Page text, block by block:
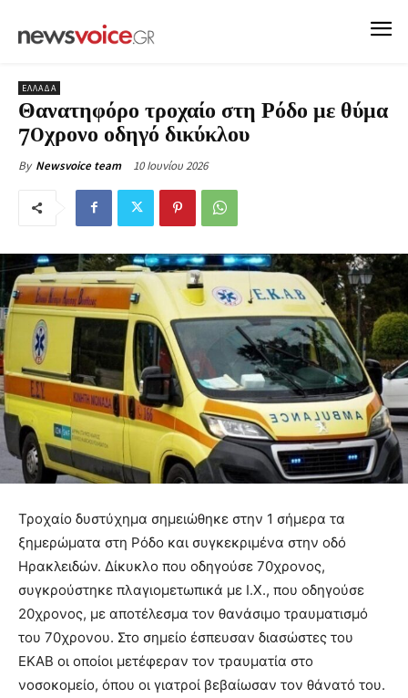
ΕΛΛΑΔΑ
Θανατηφόρο τροχαίο στη Ρόδο με θύμα
70χρονο οδηγό δικύκλου
By Newsvoice team 10 Ιουνίου 2026
Τροχαίο δυστύχημα σημειώθηκε στην 1 σήμερα τα
ξημερώματα στη Ρόδο και συγκεκριμένα στην οδό
Ηρακλειδών. Δίκυκλο που οδηγούσε 70χρονος,
συγκρούστηκε πλαγιομετωπικά με Ι.Χ., που οδηγούσε
20χρονος, με αποτέλεσμα τον θανάσιμο τραυματισμό
του 70χρονου. Στο σημείο έσπευσαν διασώστες του
ΕΚΑΒ οι οποίοι μετέφεραν τον τραυματία στο
νοσοκομείο, όπου οι γιατροί βεβαίωσαν τον θάνατό του.